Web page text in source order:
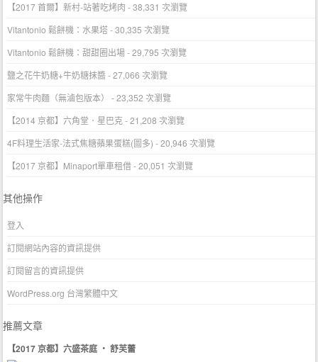
【2017 首爾】新村-站著吃烤肉 - 38,331 次瀏覽
Vitantonio 鬆餅機：水果塔- 30,335 次瀏覽
Vitantonio 鬆餅機：甜甜圈出場- 29,795 次瀏覽
鹽之花牛奶糖+牛奶糖抹醬- 27,066 次瀏覽
家常牛肉麵（無滷包版本）
- 23,352 次瀏覽
【2014 京都】六角堂．星巴克- 21,208 次瀏覽
4F料理生活家-法式焦糖蘋果蛋糕(圖多) - 20,946 次瀏覽
【2017 京都】Minaport單車租借- 20,051 次瀏覽
其他操作
登入
訂閱網站內容的資訊提供
訂閱留言的資訊提供
WordPress.org 台灣繁體中文
推薦文章
【2017 京都】六盛茶庭 ‧ 舒芙蕾